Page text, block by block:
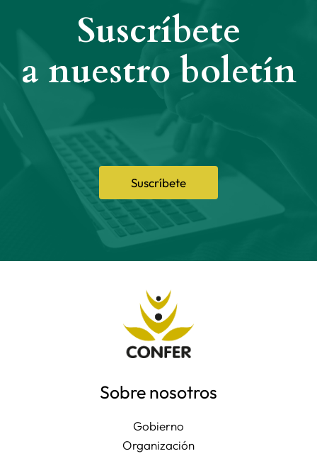
Suscríbete
Suscríbete
a nuestro boletín
Sobre nosotros
Gobierno
Organización